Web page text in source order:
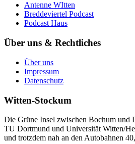
Antenne WItten
Breddeviertel Podcast
Podcast Haus
Über uns & Rechtliches
Über uns
Impressum
Datenschutz
Witten-Stockum
Die Grüne Insel zwischen Bochum und
TU Dortmund und Universität Witten/
und trotzdem nah an den Autobahnen